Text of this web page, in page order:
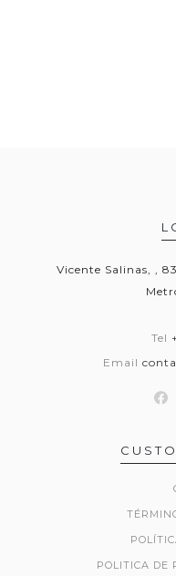
Vicente Salinas, ,
Tel
Email
POLITICA DE